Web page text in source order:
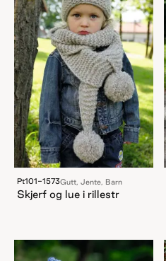
Pt101-1573Gutt, Jente, Barn
Skjerf og lue i rillestr